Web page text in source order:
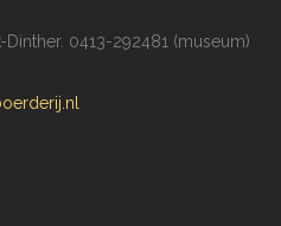
0413-292481 (museum)